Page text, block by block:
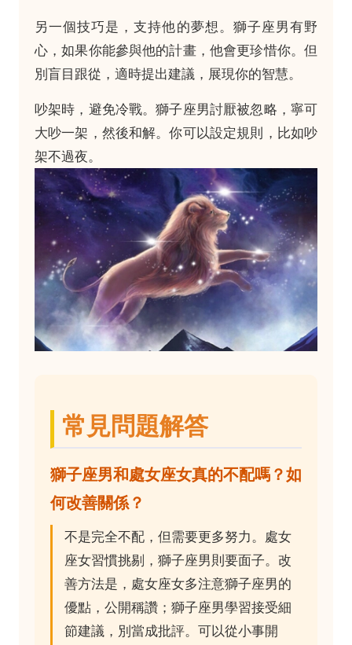
另一個技巧是，支持他的夢想。獅子座男有野
心，如果你能參與他的計畫，他會更珍惜你。但
別盲目跟從，適時提出建議，展現你的智慧。
吵架時，避免冷戰。獅子座男討厭被忽略，寧可
大吵一架，然後和解。你可以設定規則，比如吵
架不過夜。
常見問題解答
獅子座男和處女座女真的不配嗎？如
何改善關係？
不是完全不配，但需要更多努力。處女
座女習慣挑剔，獅子座男則要面子。改
善方法是，處女座女多注意獅子座男的
優點，公開稱讚；獅子座男學習接受細
節建議，別當成批評。可以從小事開